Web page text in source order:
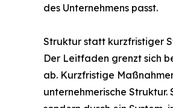
des Unternehmens passt.
Struktur statt kurzfristiger
Der Leitfaden grenzt sich
ab. Kurzfristige
unternehmerische